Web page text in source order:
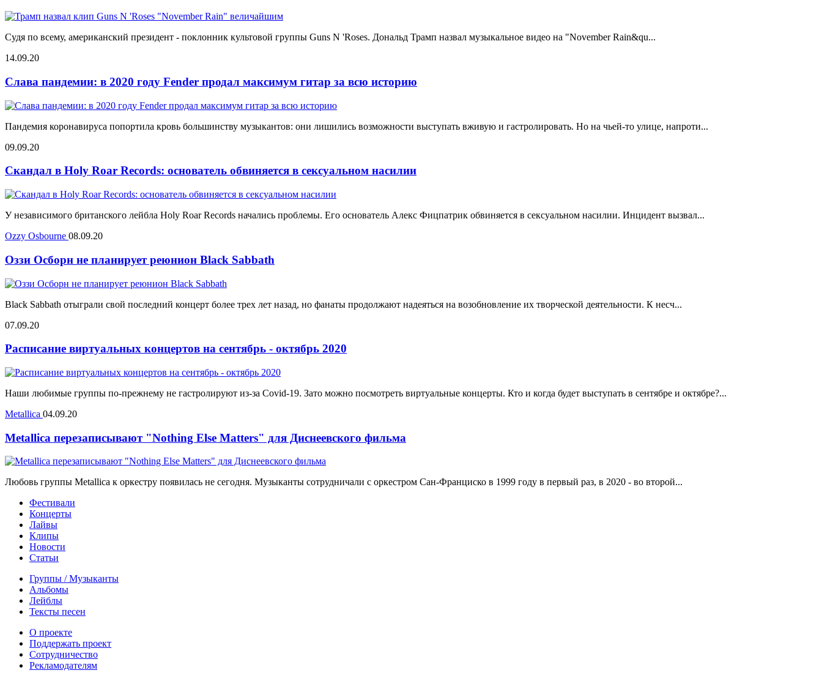
Судя по всему, американский президент - поклонник культовой группы Guns N 'Roses. Дональд Трамп назвал музыкальное видео на "November Rain&qu...
14.09.20
Слава пандемии: в 2020 году Fender продал максимум гитар за всю историю
Пандемия коронавируса попортила кровь большинству музыкантов: они лишились возможности выступать вживую и гастролировать. Но на чьей-то улице, напроти...
09.09.20
Скандал в Holy Roar Records: основатель обвиняется в сексуальном насилии
У независимого британского лейбла Holy Roar Records начались проблемы. Его основатель Алекс Фицпатрик обвиняется в сексуальном насилии. Инцидент вызвал...
Ozzy Osbourne 08.09.20
Оззи Осборн не планирует реюнион Black Sabbath
Black Sabbath отыграли свой последний концерт более трех лет назад, но фанаты продолжают надеяться на возобновление их творческой деятельности. К несч...
07.09.20
Расписание виртуальных концертов на сентябрь - октябрь 2020
Наши любимые группы по-прежнему не гастролируют из-за Covid-19. Зато можно посмотреть виртуальные концерты. Кто и когда будет выступать в сентябре и октябре?...
Metallica 04.09.20
Metallica перезаписывают "Nothing Else Matters" для Диснеевского фильма
Любовь группы Metallica к оркестру появилась не сегодня. Музыканты сотрудничали с оркестром Сан-Франциско в 1999 году в первый раз, в 2020 - во второй...
Фестивали
Концерты
Лайвы
Клипы
Новости
Статьи
Группы / Музыканты
Альбомы
Лейблы
Тексты песен
О проекте
Поддержать проект
Сотрудничество
Рекламодателям